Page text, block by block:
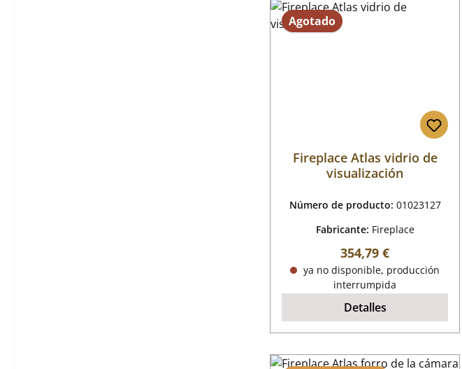
Agotado
Fireplace Atlas vidrio de
visualización
Número de producto: 01023127
Fabricante: Fireplace
Precio normal:
354,79 €
ya no disponible, producción
interrumpida
Detalles